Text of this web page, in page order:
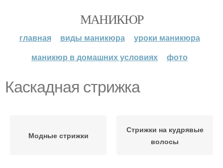
МАНИКЮР
главная виды маникюра
уроки маникюра
маникюр в домашних условиях
фото
Каскадная стрижка
Модные стрижки
Стрижки на кудрявые
волосы